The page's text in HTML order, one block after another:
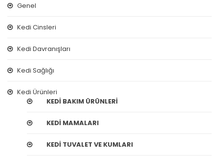
Genel
Kedi Cinsleri
Kedi Davranışları
Kedi Sağlığı
Kedi Ürünleri
KEDI BAKIM ÜRÜNLERI
KEDI MAMALARI
KEDI TUVALET VE KUMLARI